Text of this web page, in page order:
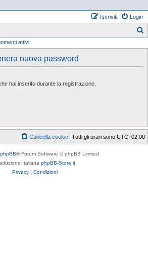
Login
Iscriviti
attivi
nuova password
hai inserito durante la registrazione.
Tutti gli orari sono UTC+02:00
Cancella cookie
phpBB® Forum Software © phpBB Limited
Italiana phpBB-Store.it
Privacy | Condizioni